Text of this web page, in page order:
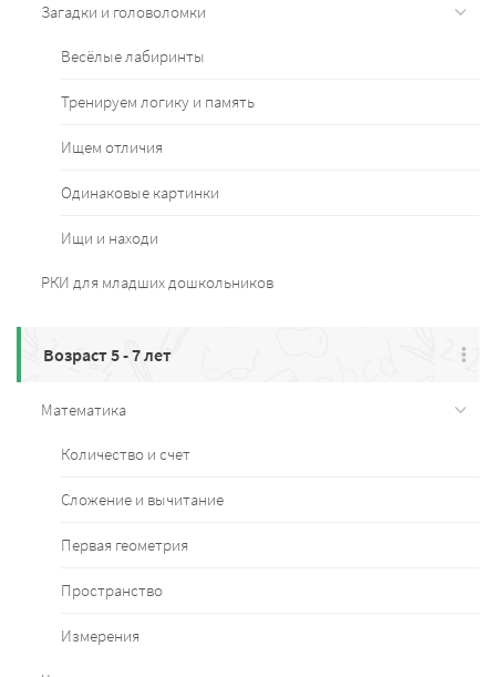
Загадки и головоломки
Весёлые лабиринты
Тренируем логику и память
Ищем отличия
Одинаковые картинки
Ищи и находи
РКИ для младших дошкольников
Возраст 5 - 7 лет
Математика
Количество и счет
Сложение и вычитание
Первая геометрия
Пространство
Измерения